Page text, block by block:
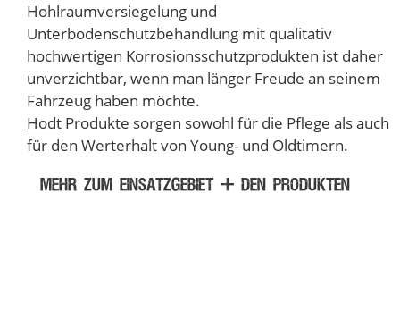
Hohlraumversiegelung und
Unterbodenschutzbehandlung mit qualitativ
hochwertigen Korrosionsschutzprodukten ist daher
unverzichtbar, wenn man länger Freude an seinem
Fahrzeug haben möchte.
Hodt Produkte sorgen sowohl für die Pflege als auch
für den Werterhalt von Young- und Oldtimern.
MEHR ZUM EINSATZGEBIET + DEN PRODUKTEN